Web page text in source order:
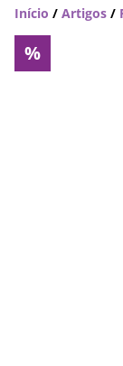
Início / Artigos /
%